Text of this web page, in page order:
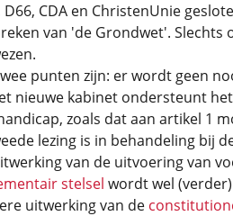
D66, CDA en ChristenUnie
van 'de Grondwet'.
punten zijn: er wordt geen
nieuwe kabinet ondersteunt
zoals dat aan artikel 1
lezing is in behandeling bij
van de uitvoering van
stelsel wordt wel
uitwerking van de